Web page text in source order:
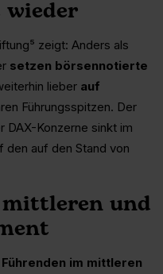
zeigt: Anders als
setzen börsennotierte
lieber auf
Führungsspitzen. Der
DAX-Konzerne sinkt im
den auf den Stand von
und
im mittleren